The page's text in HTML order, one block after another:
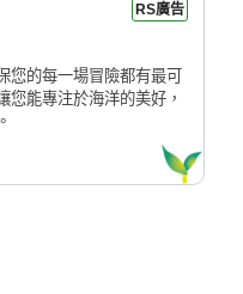
RS廣告
您的每一場冒險都有最可
您能專注於海洋的美好，